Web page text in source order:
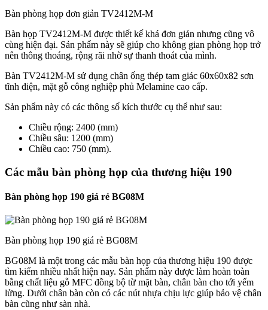
Bàn phòng họp đơn giản TV2412M-M
Bàn họp TV2412M-M được thiết kế khá đơn giản nhưng cũng vô
cùng hiện đại. Sản phẩm này sẽ giúp cho không gian phòng họp trở
nên thông thoáng, rộng rãi nhờ sự thanh thoát của mình.
Bàn TV2412M-M sử dụng chân ống thép tam giác 60x60x82 sơn
tĩnh điện, mặt gỗ công nghiệp phủ Melamine cao cấp.
Sản phẩm này có các thông số kích thước cụ thể như sau:
Chiều rộng: 2400 (mm)
Chiều sâu: 1200 (mm)
Chiều cao: 750 (mm).
Các mẫu bàn phòng họp của thương hiệu 190
Bàn phòng họp 190 giá rẻ BG08M
Bàn phòng họp 190 giá rẻ BG08M
BG08M là một trong các mẫu bàn họp của thương hiệu 190 được
tìm kiếm nhiều nhất hiện nay. Sản phẩm này được làm hoàn toàn
bằng chất liệu gỗ MFC đồng bộ từ mặt bàn, chân bàn cho tới yếm
lửng. Dưới chân bàn còn có các nút nhựa chịu lực giúp bảo vệ chân
bàn cũng như sàn nhà.